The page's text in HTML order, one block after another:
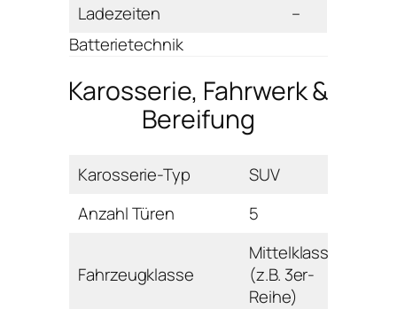
Ladezeiten
–
Batterietechnik
Karosserie, Fahrwerk &
Bereifung
Karosserie-Typ
SUV
Anzahl Türen
5
Fahrzeugklasse
Mittelklasse
(z.B. 3er-
Reihe)